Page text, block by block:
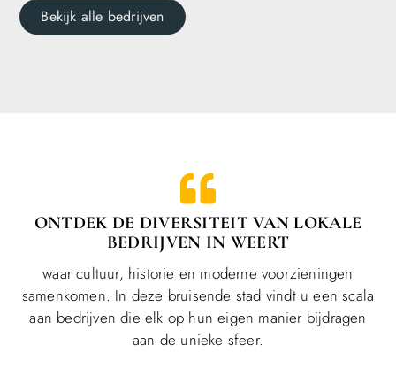
Bekijk alle bedrijven
ONTDEK DE DIVERSITEIT VAN LOKALE
BEDRIJVEN IN WEERT
waar cultuur, historie en moderne voorzieningen
samenkomen. In deze bruisende stad vindt u een scala
aan bedrijven die elk op hun eigen manier bijdragen
aan de unieke sfeer.